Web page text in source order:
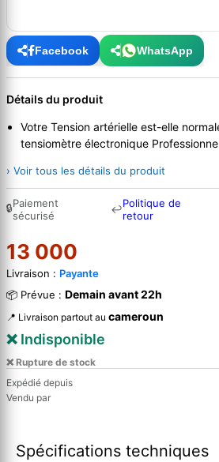
Facebook WhatsApp
Détails du produit
Votre Tension artérielle est-elle
tensiomètre électronique
› Voir tous les détails du produit
🔒Paiement
sécurisé
↩Politique de
retour
13 000
Livraison : Payante
📦 Prévue : Demain avant 22h
📍 Livraison partout au cameroun
❌ Indisponible
❌ Rupture de stock
Expédié depuis
Vendu par
Spécifications techniques